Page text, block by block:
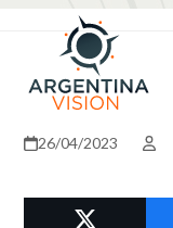
Open
mobile
menu
Close
mobile
menu
26/04/2023